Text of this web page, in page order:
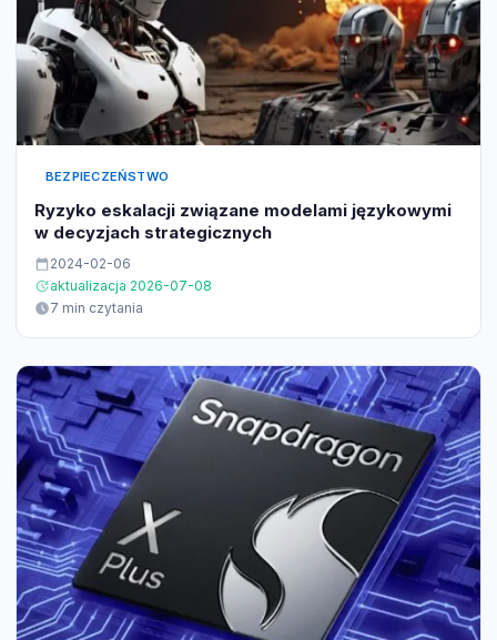
BEZPIECZEŃSTWO
Ryzyko eskalacji związane modelami językowymi
w decyzjach strategicznych
2024-02-06
aktualizacja 2026-07-08
7 min czytania